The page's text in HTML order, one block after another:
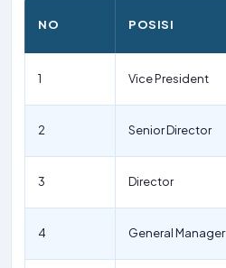
NO POSISI
1 Vice President
2 Senior Director
3 Director
4 General Manager